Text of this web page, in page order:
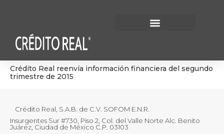
Crédito Real reenvía información financiera del segundo
trimestre de 2015
Crédito Real, S.A.B. de C.V. SOFOM E.N.R.
Insurgentes Sur #730, Piso 2, Col. del Valle Norte Alc. Benito
Juárez, Ciudad de México C.P. 03103